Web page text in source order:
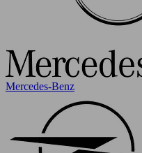
Mercedes-Benz